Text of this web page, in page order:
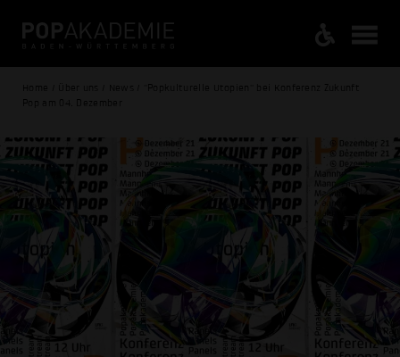
Home / Über uns / News / "Popkulturelle Utopien" bei Konferenz Zukunft
Pop am 04. Dezember